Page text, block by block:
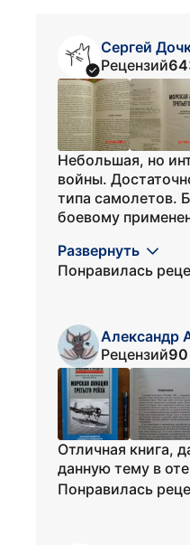
Сергей
Рецензий
Небольшая, но
войны.
типа самолетов.
боевому
Развернуть
Понравилась
Александр
Рецензий90
Отличная книга,
данную тему в
Понравилась